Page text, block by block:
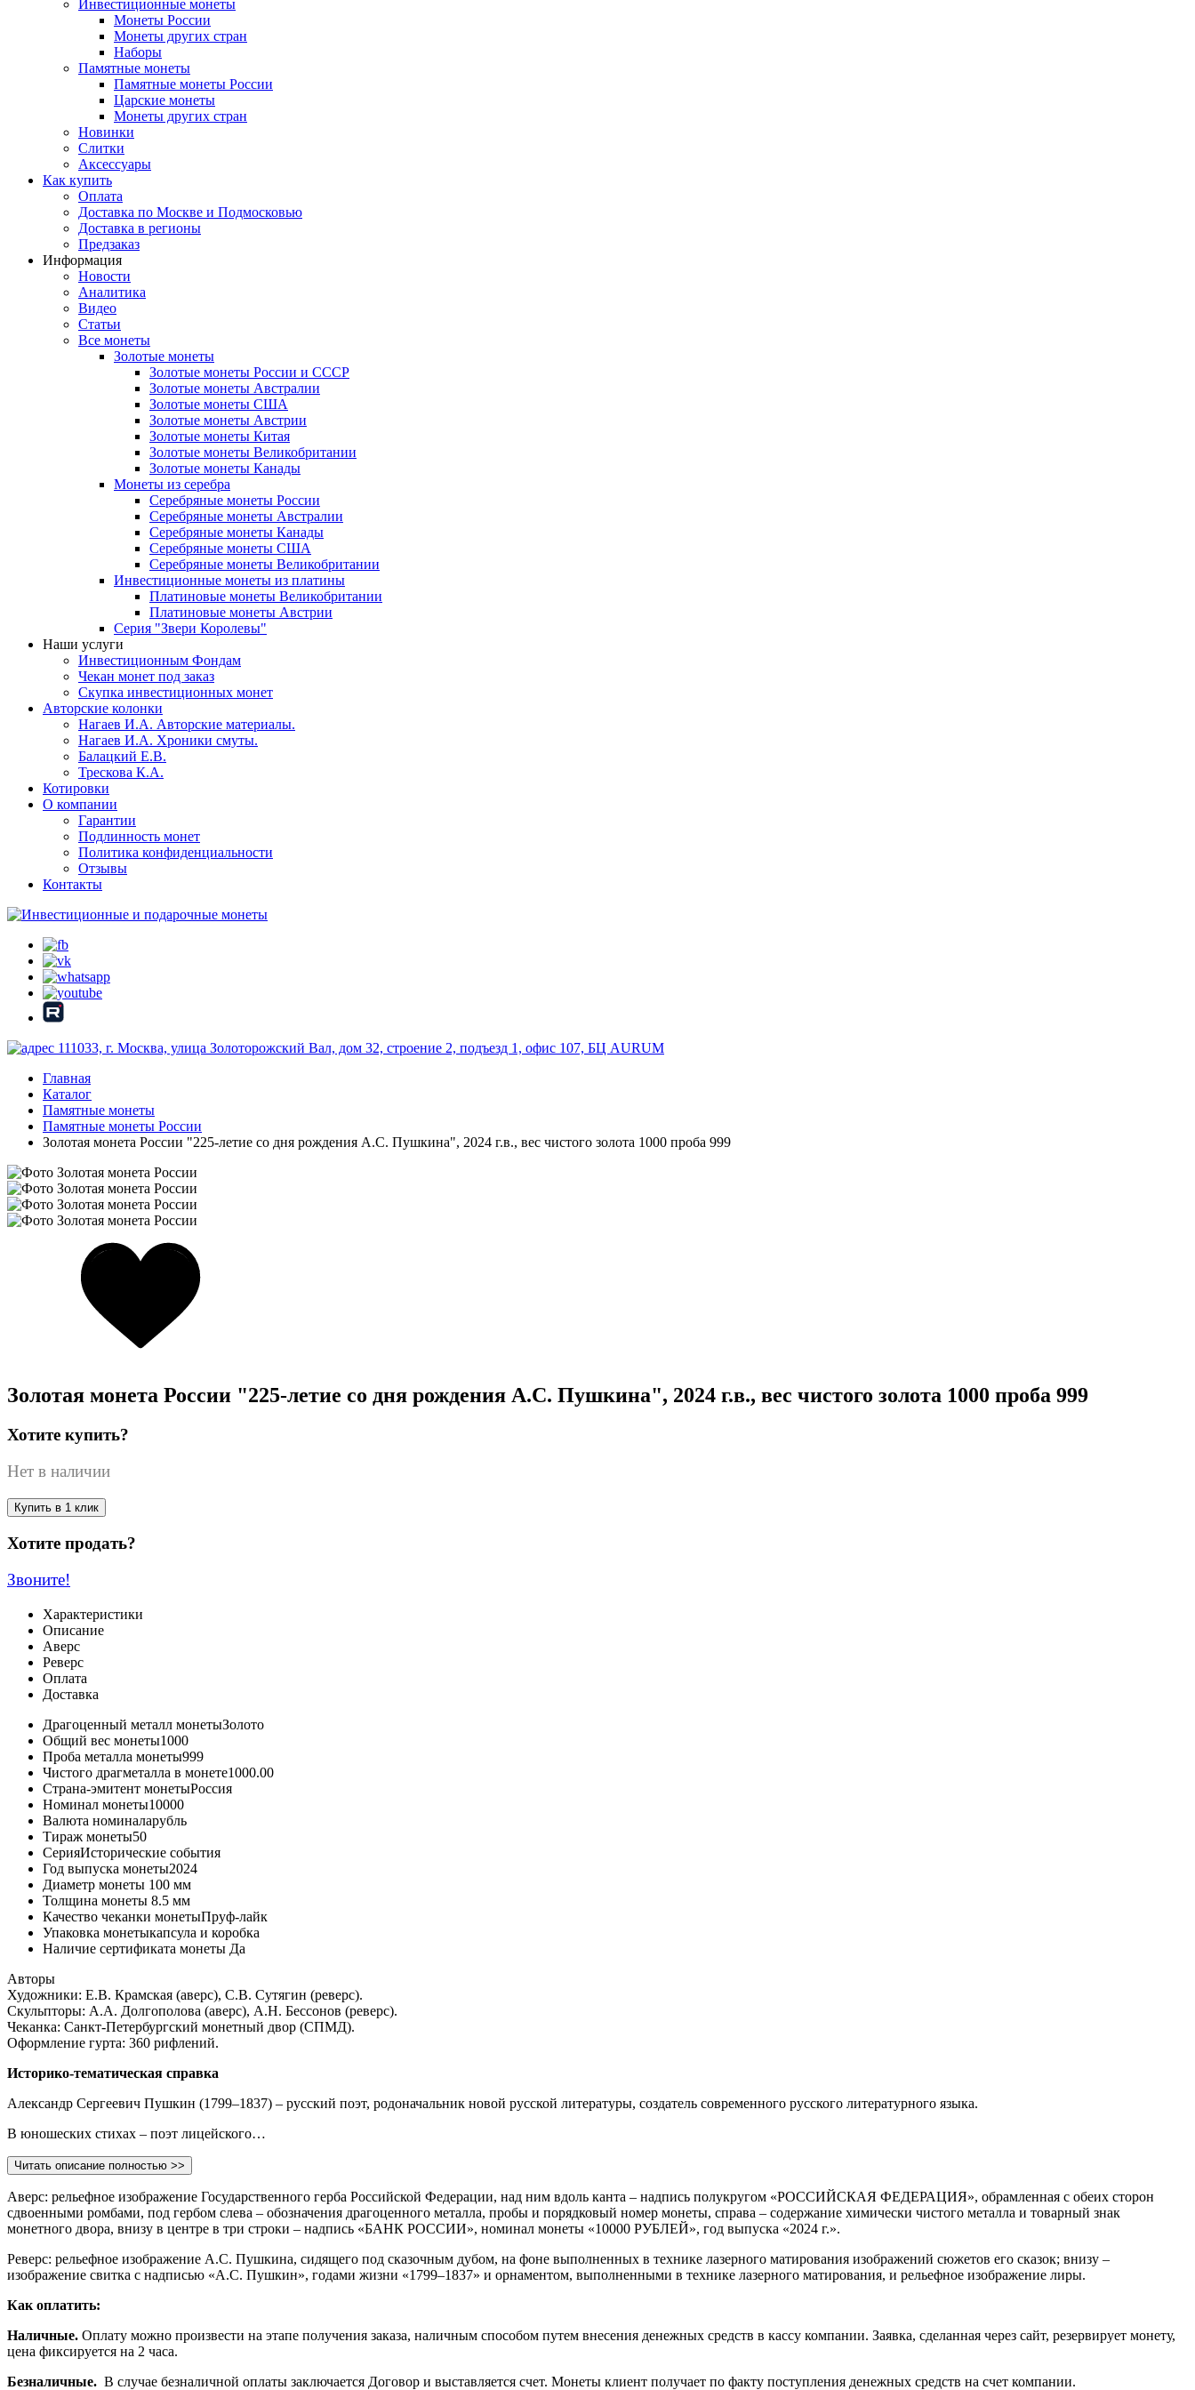
Инвестиционные монеты
Монеты России
Монеты других стран
Наборы
Памятные монеты
Памятные монеты России
Царские монеты
Монеты других стран
Новинки
Слитки
Аксессуары
Как купить
Оплата
Доставка по Москве и Подмосковью
Доставка в регионы
Предзаказ
Информация
Новости
Аналитика
Видео
Статьи
Все монеты
Золотые монеты
Золотые монеты России и СССР
Золотые монеты Австралии
Золотые монеты США
Золотые монеты Австрии
Золотые монеты Китая
Золотые монеты Великобритании
Золотые монеты Канады
Монеты из серебра
Серебряные монеты России
Серебряные монеты Австралии
Серебряные монеты Канады
Серебряные монеты США
Серебряные монеты Великобритании
Инвестиционные монеты из платины
Платиновые монеты Великобритании
Платиновые монеты Австрии
Серия "Звери Королевы"
Наши услуги
Инвестиционным Фондам
Чекан монет под заказ
Скупка инвестиционных монет
Авторские колонки
Нагаев И.А. Авторские материалы.
Нагаев И.А. Хроники смуты.
Балацкий Е.В.
Трескова К.А.
Котировки
О компании
Гарантии
Подлинность монет
Политика конфиденциальности
Отзывы
Контакты
111033, г. Москва, улица Золоторожский Вал, дом 32, строение 2, подъезд 1, офис 107, БЦ AURUM
Главная
Каталог
Памятные монеты
Памятные монеты России
Золотая монета России "225-летие со дня рождения А.С. Пушкина", 2024 г.в., вес чистого золота 1000 проба 999
Золотая монета России "225-летие со дня рождения А.С. Пушкина", 2024 г.в., вес чистого золота 1000 проба 999
Хотите купить?
Нет в наличии
Купить в 1 клик
Хотите продать?
Звоните!
Характеристики
Описание
Аверс
Реверс
Оплата
Доставка
Драгоценный металл монетыЗолото
Общий вес монеты1000
Проба металла монеты999
Чистого драгметалла в монете1000.00
Страна-эмитент монетыРоссия
Номинал монеты10000
Валюта номиналарубль
Тираж монеты50
СерияИсторические события
Год выпуска монеты2024
Диаметр монеты 100 мм
Толщина монеты 8.5 мм
Качество чеканки монетыПруф-лайк
Упаковка монетыкапсула и коробка
Наличие сертификата монеты Да
Авторы
Художники: Е.В. Крамская (аверс), С.В. Сутягин (реверс).
Скульпторы: А.А. Долгополова (аверс), А.Н. Бессонов (реверс).
Чеканка: Санкт-Петербургский монетный двор (СПМД).
Оформление гурта: 360 рифлений.
Историко-тематическая справка
Александр Сергеевич Пушкин (1799–1837) – русский поэт, родоначальник новой русской литературы, создатель современного русского литературного языка.
В юношеских стихах – поэт лицейского…
Читать описание полностью >>
Аверс: рельефное изображение Государственного герба Российской Федерации, над ним вдоль канта – надпись полукругом «РОССИЙСКАЯ ФЕДЕРАЦИЯ», обрамленная с обеих сторон
сдвоенными ромбами, под гербом слева – обозначения драгоценного металла, пробы и порядковый номер монеты, справа – содержание химически чистого металла и товарный знак
монетного двора, внизу в центре в три строки – надпись «БАНК РОССИИ», номинал монеты «10000 РУБЛЕЙ», год выпуска «2024 г.».
Реверс: рельефное изображение А.С. Пушкина, сидящего под сказочным дубом, на фоне выполненных в технике лазерного матирования изображений сюжетов его сказок; внизу –
изображение свитка с надписью «А.С. Пушкин», годами жизни «1799–1837» и орнаментом, выполненными в технике лазерного матирования, и рельефное изображение лиры.
Как оплатить:
Наличные. Оплату можно произвести на этапе получения заказа, наличным способом путем внесения денежных средств в кассу компании. Заявка, сделанная через сайт, резервирует монету,
цена фиксируется на 2 часа.
Безналичные. В случае безналичной оплаты заключается Договор и выставляется счет. Монеты клиент получает по факту поступления денежных средств на счет компании.